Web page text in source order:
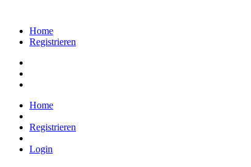
Home
Registrieren
Home
Registrieren
Login